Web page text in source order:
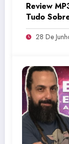
Review
Tudo
28 De